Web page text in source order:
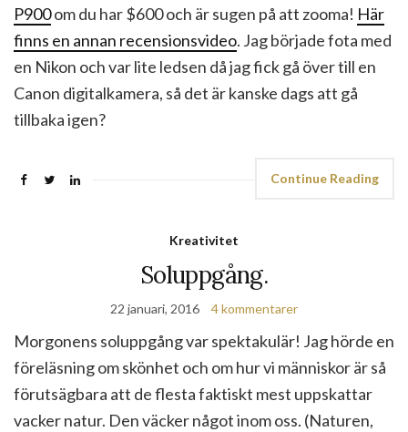
P900om du har $600 och är sugen på att zooma! Här
finns en annan recensionsvideo. Jag började fota med
en Nikon och var lite ledsen då jag fick gå över till en
Canon digitalkamera, så det är kanske dags att gå
tillbaka igen?
Continue Reading
Kreativitet
Soluppgång.
22 januari, 2016 4 kommentarer
Morgonens soluppgång var spektakulär! Jag hörde en
föreläsning om skönhet och om hur vi människor är så
förutsägbara att de flesta faktiskt mest uppskattar
vacker natur. Den väcker något inom oss. (Naturen,